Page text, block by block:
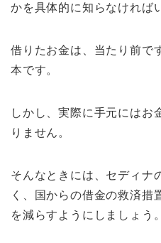
かを具体的に知らなければ
借りたお金は、当たり前で
本です。
しかし、実際に手元にはお
りません。
そんなときには、セディナ
く、国からの借金の救済措
を減らすようにしましょう。